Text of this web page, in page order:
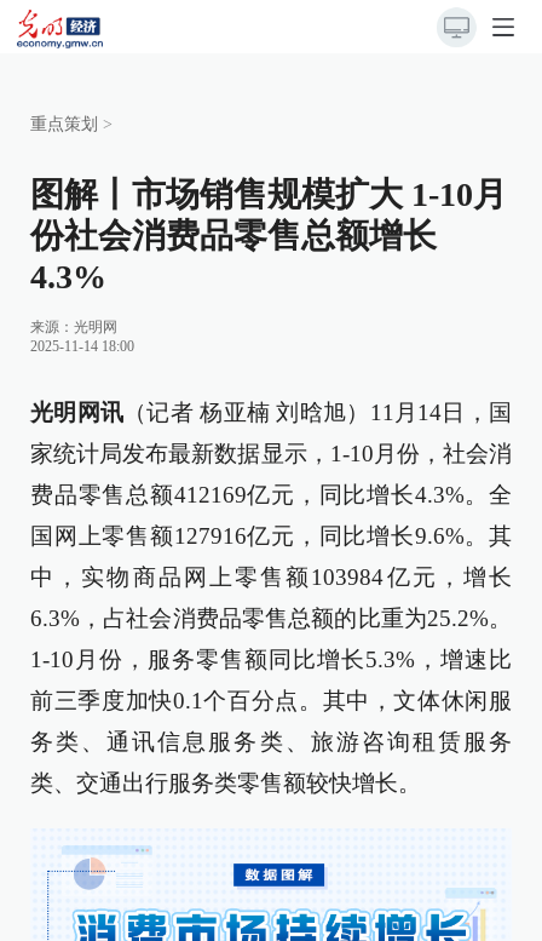
重点策划 >
图解丨市场销售规模扩大 1-10月
份社会消费品零售总额增长
4.3%
来源： 光明网
2025-11-14 18:00
光明网讯 （记者 杨亚楠 刘晗旭）11月14日，国
家统计局发布最新数据显示，1-10月份，社会消
费品零售总额412169亿元，同比增长4.3%。全
国网上零售额127916亿元，同比增长9.6%。其
中，实物商品网上零售额103984亿元，增长
6.3%，占社会消费品零售总额的比重为25.2%。
1-10月份，服务零售额同比增长5.3%，增速比
前三季度加快0.1个百分点。其中，文体休闲服
务类、通讯信息服务类、旅游咨询租赁服务
类、交通出行服务类零售额较快增长。